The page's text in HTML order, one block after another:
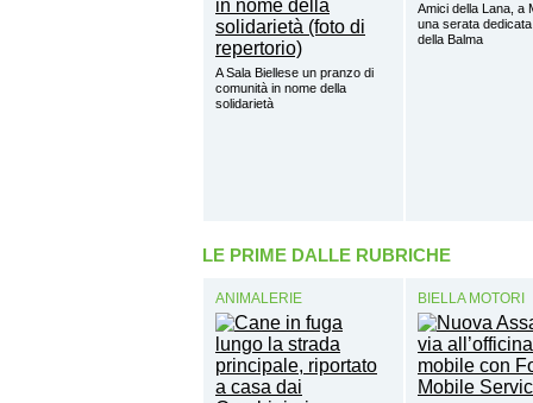
A Sala Biellese un pranzo di
comunità in nome della
solidarietà
Amici della Lana, a
una serata
della Balma
LE PRIME DALLE RUBRICHE
ANIMALERIE BIELLA MOTORI